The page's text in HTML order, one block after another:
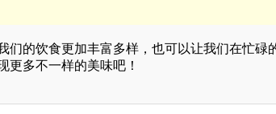
们的饮食更加丰富多样，也可以让我们在忙
更多不一样的美味吧！